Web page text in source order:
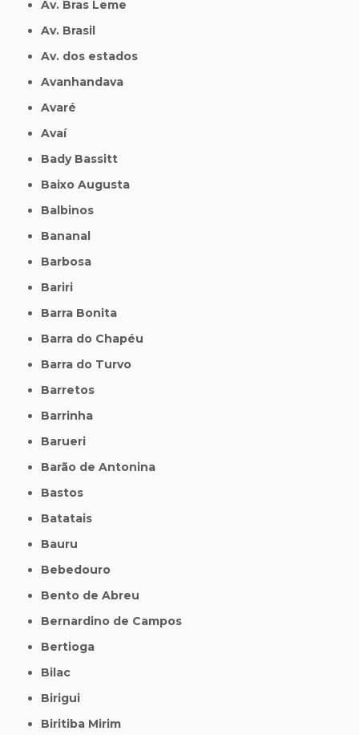
Av. Bras Leme
Av. Brasil
Av. dos estados
Avanhandava
Avaré
Avaí
Bady Bassitt
Baixo Augusta
Balbinos
Bananal
Barbosa
Bariri
Barra Bonita
Barra do Chapéu
Barra do Turvo
Barretos
Barrinha
Barueri
Barão de Antonina
Bastos
Batatais
Bauru
Bebedouro
Bento de Abreu
Bernardino de Campos
Bertioga
Bilac
Birigui
Biritiba Mirim